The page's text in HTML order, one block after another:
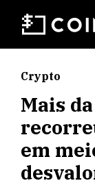
Crypto
Mais
em